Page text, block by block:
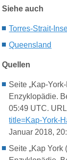
Siehe auch
Torres-Strait-
Queensland
Quellen
Seite „Kap-
Enzyklopädie.
05:49 UTC.
title=Kap-York-
Januar 2018,
Seite „Kap York